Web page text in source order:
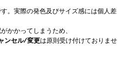
。実際の発色及びサイズ感には個人差
かかってしまうため、
ンセル/変更は原則受け付けておりませ